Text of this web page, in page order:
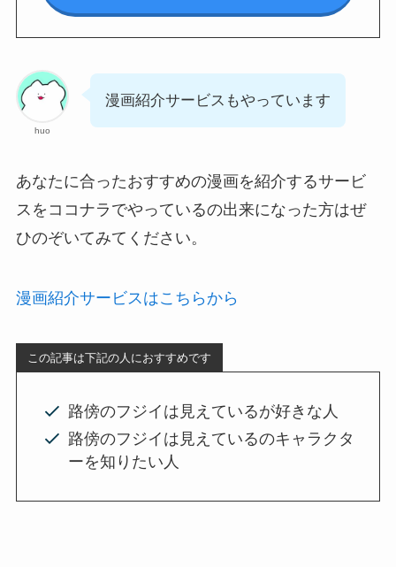
huo
漫画紹介サービスもやっています
あなたに合ったおすすめの漫画を紹介するサービ
スをココナラでやっているの出来になった方はぜ
ひのぞいてみてください。
漫画紹介サービスはこちらから
この記事は下記の人におすすめです
路傍のフジイは見えているが好きな人
路傍のフジイは見えているのキャラクタ
ーを知りたい人